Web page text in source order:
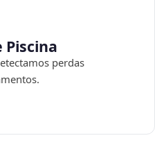
Piscina
perdas